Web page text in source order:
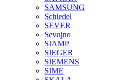
SAMSUNG
Schiedel
SEVER
Sevojno
SIAMP
SIEGER
SIEMENS
SIME